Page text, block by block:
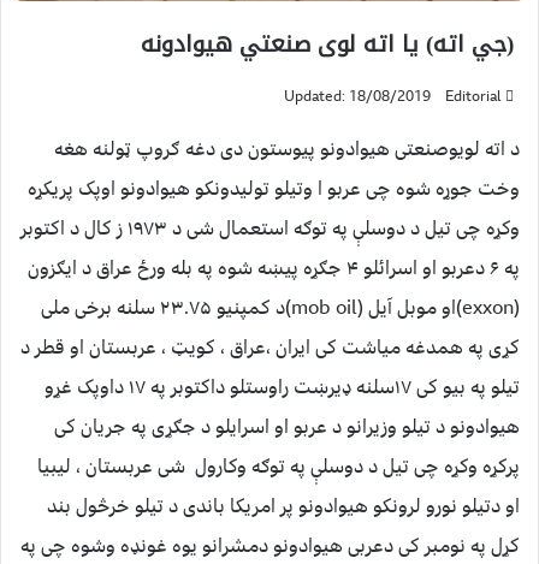
(جي اته) يا اته لوی صنعتي هيوادونه
Editorial
Updated: 18/08/2019
د اته لویوصنعتی هیوادونو پیوستون دی دغه ګروپ ټولنه هغه
وخت جوړه شوه چی عربو ا وتیلو تولیدونکو هیوادونو اوپک پریکړه
وکړه چی تیل د دوسلې په توګه استعمال شی د ۱۹۷۳ ز کال د اکتوبر
په ۶ دعربو او اسرائلو ۴ جګړه پیښه شوه په بله ورځ عراق د ایګزون
(exxon)او موبل آیل (mob oil)د کمپنیو ۲۳.۷۵ سلنه برخی ملی
کړی په همدغه میاشت کی ایران ،عراق ، کویټ ، عربستان او قطر د
تیلو په بیو کی ۱۷سلنه ډیرښت راوستلو داکتوبر په ۱۷ داوپک غړو
هیوادونو د تیلو وزیرانو د عربو او اسرایلو د جګړی په جریان کی
پرکړه وکړه چی تیل د دوسلې په توګه وکارول شی عربستان ، لیبیا
او دتیلو نورو لرونکو هیوادونو پر امریکا باندی د تیلو خرڅول بند
کړل په نومبر کی دعربی هیوادونو دمشرانو یوه غونډه وشوه چی په